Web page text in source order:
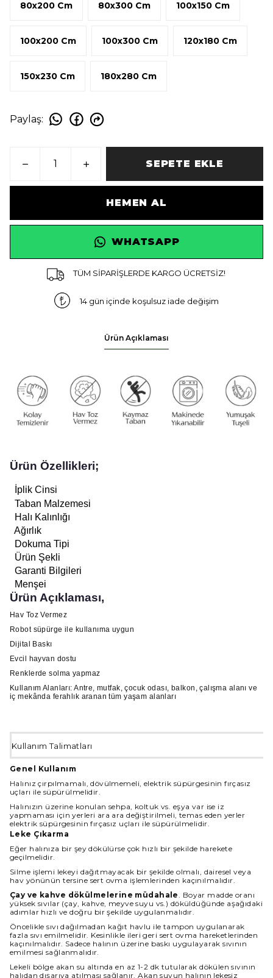
80x200 Cm 80x300 Cm 100x150 Cm
100x200 Cm 100x300 Cm 120x180 Cm
150x230 Cm 180x280 Cm
Paylaş:
SEPETE EKLE
HEMEN AL
WHATSAPP
TÜM SİPARİŞLERDE KARGO ÜCRETSİZ!
14 gün içinde koşulsuz iade değişim
Ürün Açıklaması
Ürün Özellikleri;
İplik Cinsi
Taban Malzemesi
Halı Kalınlığı
Ağırlık
Dokuma Tipi
Ürün Şekli
Garanti Bilgileri
Menşei
Ürün Açıklaması,
Hav Toz Vermez
Robot süpürge ile kullanıma uygun
Dijital Baskı
Evcil hayvan dostu
Renklerde solma yapmaz
Kullanım Alanları: Antre, mutfak, çocuk odası, balkon, çalışma alanı ve
iç mekânda ferahlık aranan tüm yaşam alanları
Kullanım Talimatları
Genel Kullanım
Halınız çırpılmamalı, dövülmemeli, elektrik süpürgesinin fırçasız
uçları ile süpürülmelidir.
Halınızın üzerine konulan sehpa, koltuk vs. eşya var ise iz
yapmaması için yerleri ara ara değiştirilmeli, temas eden yerler
elektrik süpürgesinin fırçasız uçları ile süpürülmelidir.
Leke Çıkarma
Eğer halınıza bir şey dökülürse çok hızlı bir şekilde harekete
geçilmelidir.
Silme işlemi lekeyi dağıtmayacak bir şekilde olmalı, dairesel veya
hav yönünün tersine sert ovma işlemlerinden kaçınılmalıdır.
Çay ve kahve dökülmelerine müdahale. Boyar madde oranı
yüksek sıvılar (çay, kahve, meyve suyu vs.) döküldüğünde aşağıdaki
adımlar hızlı ve doğru bir şekilde uygulanmalıdır.
Öncelikle sıvı dağılmadan kağıt havlu ile tampon uygulanarak
fazla sıvı emilmelidir. Kesinlikle ileri geri sert ovma hareketlerinden
kaçınılmalıdır. Sadece halının üzerine baskı uygulayarak sıvının
emilmesi sağlanmalıdır.
Lekeli bölge akan su altında en az 1-2 dk tutularak dökülen sıvının
halıdan dışarıya atılması sağlanır. Akan suyun halının lekesiz